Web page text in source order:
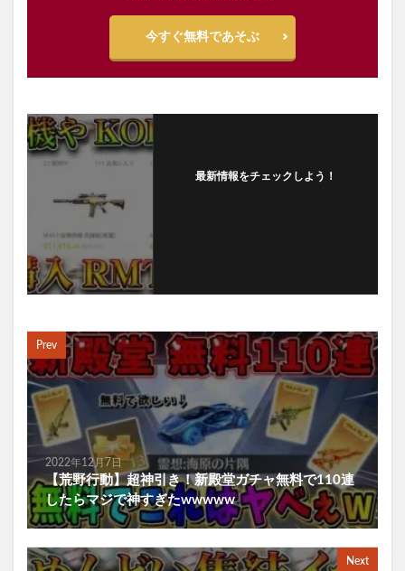
今すぐ無料であそぶ
最新情報をチェックしよう！
Prev
2022年12月7日
【荒野行動】超神引き！新殿堂ガチャ無料で110連
したらマジで神すぎたwwwww
Next